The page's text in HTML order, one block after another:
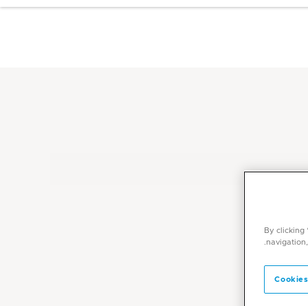
By clicking